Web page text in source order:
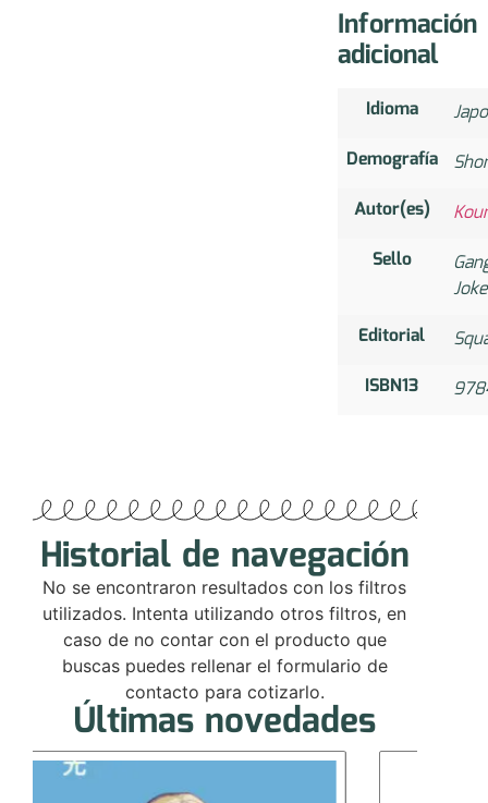
Información
adicional
Idioma
Demografía
Autor(es)
Sello
Editorial
ISBN13
Historial de navegación
No se encontraron resultados con los filtros
utilizados. Intenta utilizando otros filtros, en
caso de no contar con el producto que
buscas puedes rellenar el formulario de
contacto para cotizarlo.
Últimas novedades